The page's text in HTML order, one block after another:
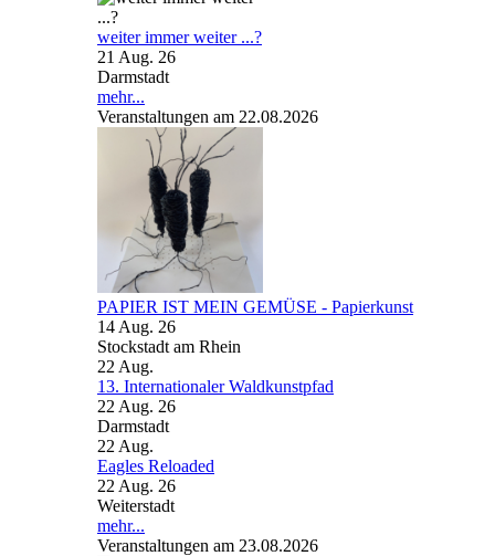
weiter immer weiter ...?
21 Aug. 26
Darmstadt
mehr...
Veranstaltungen am 22.08.2026
PAPIER IST MEIN GEMÜSE - Papierkunst
14 Aug. 26
Stockstadt am Rhein
22 Aug.
13. Internationaler Waldkunstpfad
22 Aug. 26
Darmstadt
22 Aug.
Eagles Reloaded
22 Aug. 26
Weiterstadt
mehr...
Veranstaltungen am 23.08.2026